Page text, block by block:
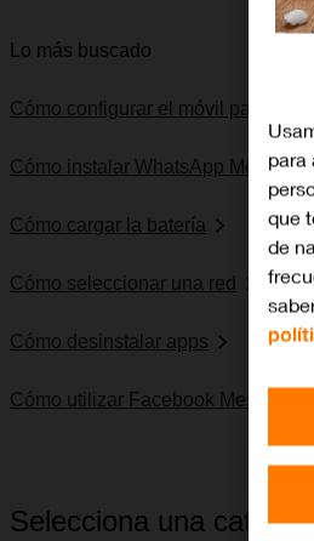
Lo más buscado
Cómo configurar el móvil para
Cómo instalar WhatsApp
Cómo cargar la batería
Cómo seleccionar una red
Cómo desinstalar apps
Cómo utilizar Facebook Messenger
Selecciona una
para
que
de